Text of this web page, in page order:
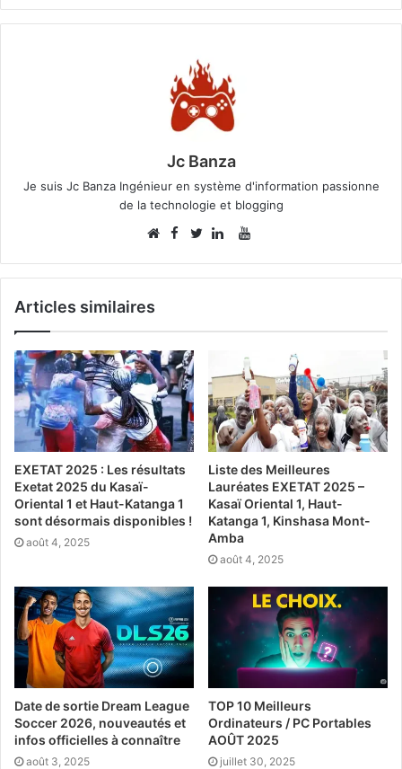
Jc Banza
Je suis Jc Banza Ingénieur en système d'information passionne
de la technologie et blogging
FacebookYouTube
Articles similaires
EXETAT 2025 : Les résultats
Exetat 2025 du Kasaï-
Oriental 1 et Haut-Katanga 1
sont désormais disponibles !
août 4, 2025
Liste des Meilleures
Lauréates EXETAT 2025 –
Kasaï Oriental 1, Haut-
Katanga 1, Kinshasa Mont-
Amba
août 4, 2025
Date de sortie Dream League
Soccer 2026, nouveautés et
infos officielles à connaître
août 3, 2025
TOP 10 Meilleurs
Ordinateurs / PC Portables
AOÛT 2025
juillet 30, 2025